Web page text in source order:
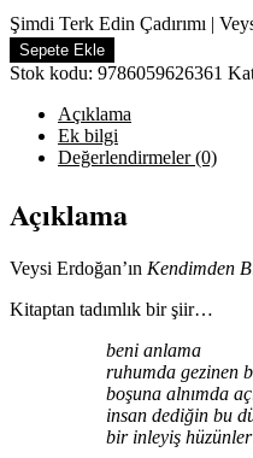
Şimdi Terk Edin Çadırımı |
Sepete Ekle
Stok kodu: 9786059626361
Açıklama
Ek bilgi
Değerlendirmeler (0)
Açıklama
Veysi Erdoğan’ın Kendimden
Kitaptan tadımlık bir şiir…
beni anlama
ruhumda gezinen
boşuna alnımda
insan dediğin bu
bir inleyiş hüzünler